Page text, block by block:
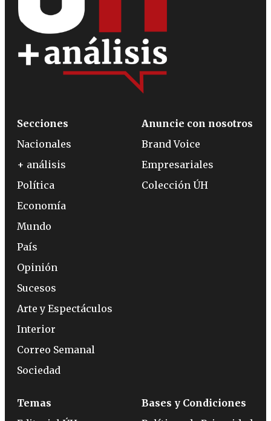
Secciones
Nacionales
+ análisis
Política
Economía
Mundo
País
Opinión
Sucesos
Arte y Espectáculos
Interior
Correo Semanal
Sociedad
Anuncie con nosotros
Brand Voice
Empresariales
Colección ÚH
Temas
Bases y Condiciones